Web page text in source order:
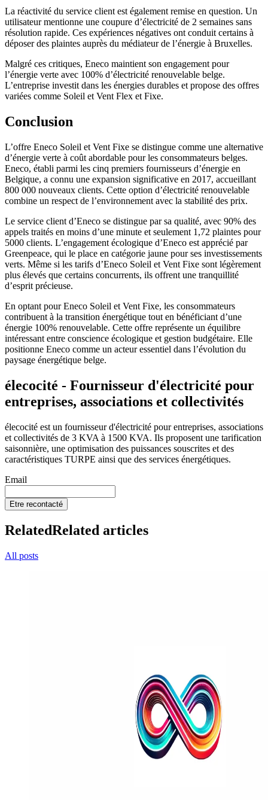
La réactivité du service client est également remise en question. Un
utilisateur mentionne une coupure d’électricité de 2 semaines sans
résolution rapide. Ces expériences négatives ont conduit certains à
déposer des plaintes auprès du médiateur de l’énergie à Bruxelles.
Malgré ces critiques, Eneco maintient son engagement pour
l’énergie verte avec 100% d’électricité renouvelable belge.
L’entreprise investit dans les énergies durables et propose des offres
variées comme Soleil et Vent Flex et Fixe.
Conclusion
L’offre Eneco Soleil et Vent Fixe se distingue comme une alternative
d’énergie verte à coût abordable pour les consommateurs belges.
Eneco, établi parmi les cinq premiers fournisseurs d’énergie en
Belgique, a connu une expansion significative en 2017, accueillant
800 000 nouveaux clients. Cette option d’électricité renouvelable
combine un respect de l’environnement avec la stabilité des prix.
Le service client d’Eneco se distingue par sa qualité, avec 90% des
appels traités en moins d’une minute et seulement 1,72 plaintes pour
5000 clients. L’engagement écologique d’Eneco est apprécié par
Greenpeace, qui le place en catégorie jaune pour ses investissements
verts. Même si les tarifs d’Eneco Soleil et Vent Fixe sont légèrement
plus élevés que certains concurrents, ils offrent une tranquillité
d’esprit précieuse.
En optant pour Eneco Soleil et Vent Fixe, les consommateurs
contribuent à la transition énergétique tout en bénéficiant d’une
énergie 100% renouvelable. Cette offre représente un équilibre
intéressant entre conscience écologique et gestion budgétaire. Elle
positionne Eneco comme un acteur essentiel dans l’évolution du
paysage énergétique belge.
élecocité - Fournisseur d'électricité pour
entreprises, associations et collectivités
élecocité est un fournisseur d'électricité pour entreprises, associations
et collectivités de 3 KVA à 1500 KVA. Ils proposent une tarification
saisonnière, une optimisation des puissances souscrites et des
caractéristiques TURPE ainsi que des services énergétiques.
Email
Etre recontacté
RelatedRelated articles
All posts